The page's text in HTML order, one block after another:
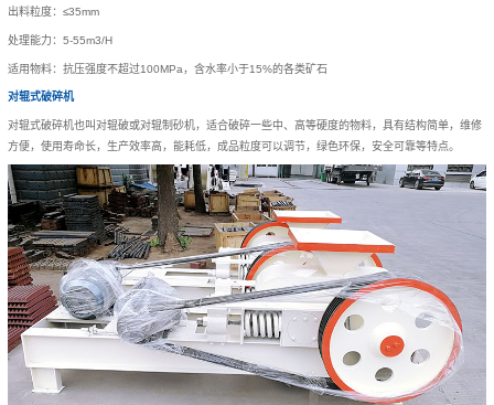
出料粒度：≤35mm
处理能力：5-55m3/H
适用物料：抗压强度不超过100MPa，含水率小于15%的各类矿石
对辊式破碎机
对辊式破碎机也叫对辊破或对辊制砂机，适合破碎一些中、高等硬度的物料，具有结构简单，维修
方便，使用寿命长，生产效率高，能耗低，成品粒度可以调节，绿色环保，安全可靠等特点。